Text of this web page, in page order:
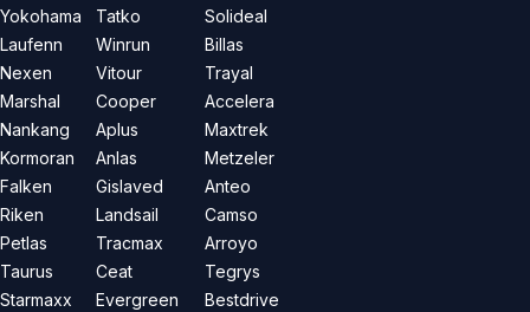
Yokohama
Laufenn
Nexen
Marshal
Nankang
Kormoran
Falken
Riken
Petlas
Taurus
Starmaxx
Tatko
Winrun
Vitour
Cooper
Aplus
Anlas
Gislaved
Landsail
Tracmax
Ceat
Evergreen
Solideal
Billas
Trayal
Accelera
Maxtrek
Metzeler
Anteo
Camso
Arroyo
Tegrys
Bestdrive